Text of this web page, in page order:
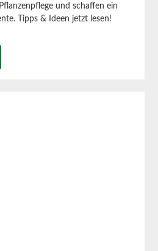
und schaffen ein
Tipps & Ideen jetzt lesen!